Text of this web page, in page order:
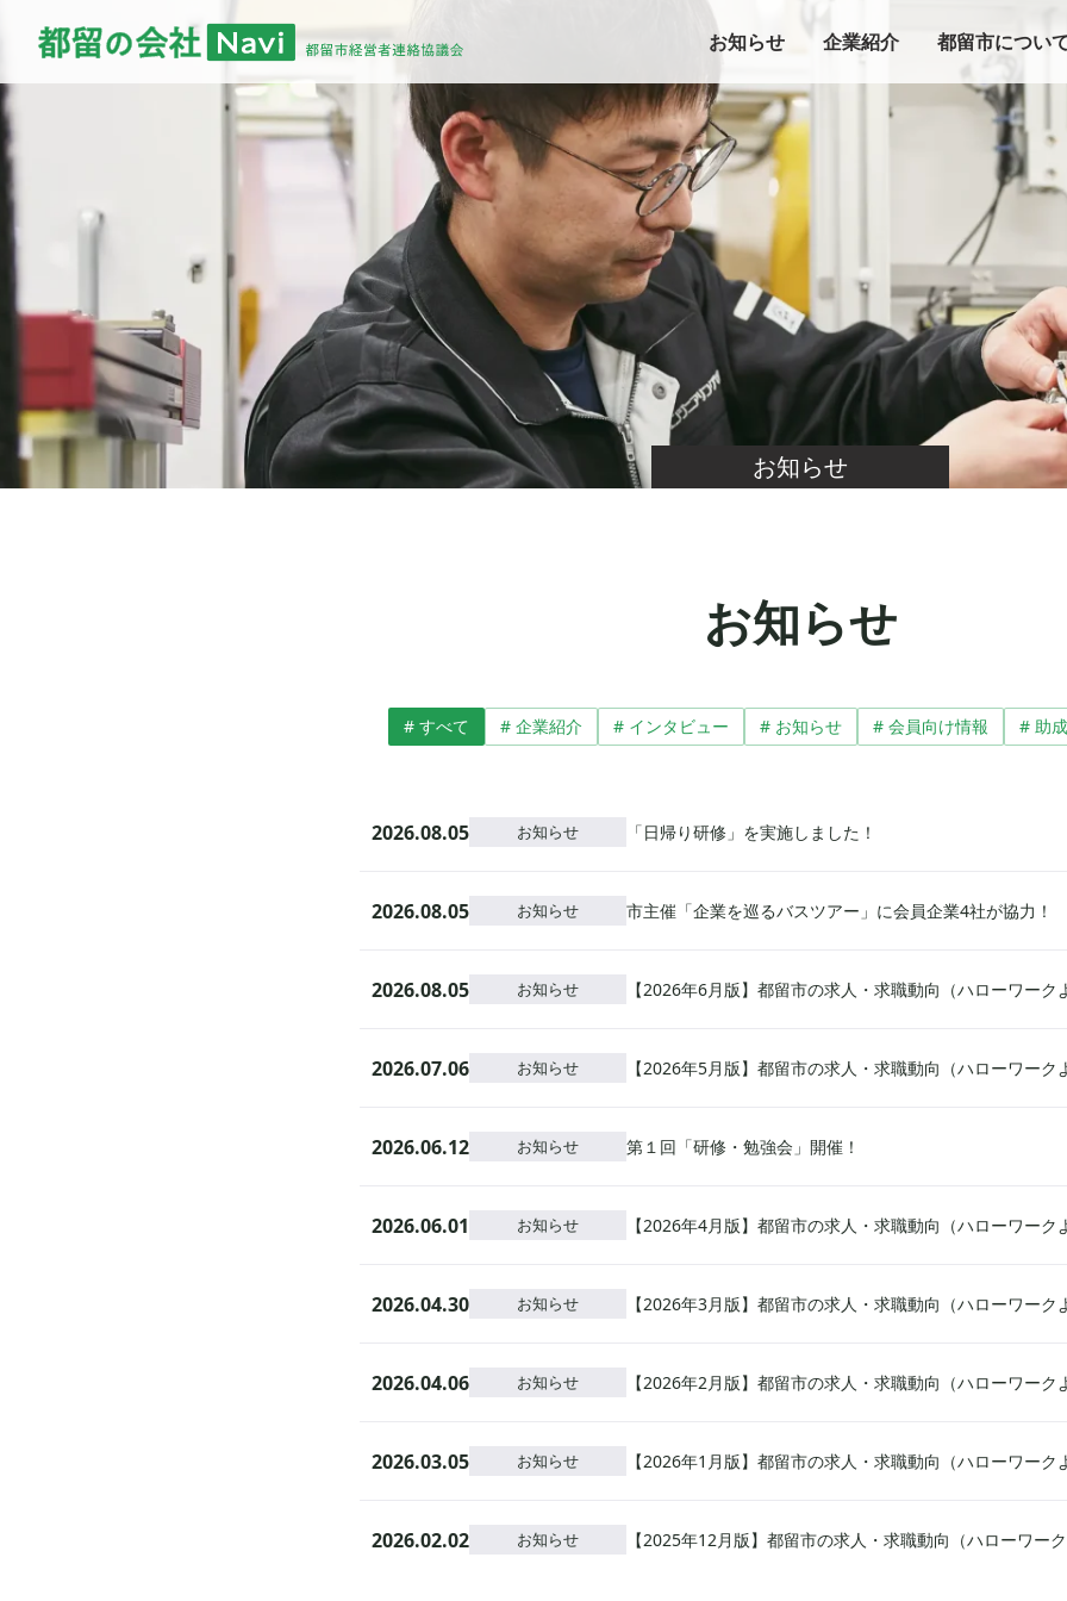
お知らせ 企業紹介 都留市につい
お知らせ
お知らせ
# すべて # 企業紹介 # インタビュー # お知らせ # 会員向け情報 # 助
2026.08.05 お知らせ 「日帰り研修」を実施しました！
2026.08.05 お知らせ 市主催「企業を巡るバスツアー」に会員企業4社が協力！
2026.08.05 お知らせ 【2026年6月版】都留市の求人・求職動向（ハローワーク
2026.07.06 お知らせ 【2026年5月版】都留市の求人・求職動向（ハローワーク
2026.06.12 お知らせ 第１回「研修・勉強会」開催！
2026.06.01 お知らせ 【2026年4月版】都留市の求人・求職動向（ハローワーク
2026.04.30 お知らせ 【2026年3月版】都留市の求人・求職動向（ハローワーク
2026.04.06 お知らせ 【2026年2月版】都留市の求人・求職動向（ハローワーク
2026.03.05 お知らせ 【2026年1月版】都留市の求人・求職動向（ハローワーク
2026.02.02 お知らせ 【2025年12月版】都留市の求人・求職動向（ハローワーク